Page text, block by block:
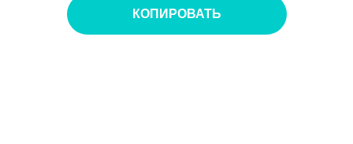
КОПИРОВАТЬ